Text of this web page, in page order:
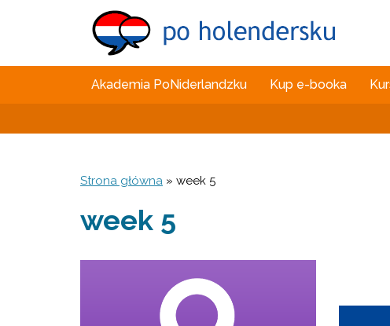
Akademia PoNiderlandzku Kup e-booka
Strona główna » week 5
week 5